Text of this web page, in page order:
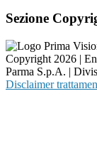
Sezione
Copyright 2026 |
Parma S.p.A. |
Disclaimer